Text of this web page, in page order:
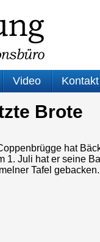
Video Kontakt
Brote
hat
1. Juli hat er seine
Tafel